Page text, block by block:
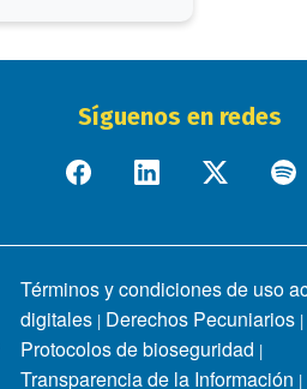
Síguenos en redes
Términos y condiciones de uso
digitales | Derechos Pecuniarios |
Protocolos de bioseguridad |
Transparencia de la Información |